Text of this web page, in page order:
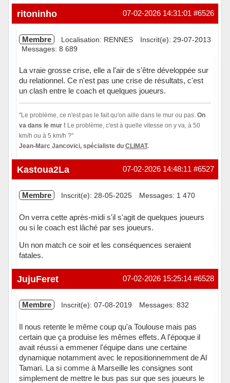
#6526
07-02-2026 14:31:01
ritoninho
Membre Localisation: RENNES
Inscrit(e): 29-07-2013
Messages: 8 689
La vraie grosse crise, elle a l'air de s'être développée sur
du relationnel. Ce n'est pas une crise de résultats, c'est
un clash entre le coach et quelques joueurs.
"Le problème, ce n'est pas le fait qu'on aille dans le mur ou pas. On
va dans le mur ! Le problème, c'est à quelle vitesse on y va, à 50
km/h ou à 5 km/h ?"
Jean-Marc Jancovici, spécialiste du CLIMAT.
Hors ligne #6527
07-02-2026 14:48:11
Kastoua2La
Membre Inscrit(e): 28-05-2025 Messages: 1 470
On verra cette après-midi s'il s'agit de quelques joueurs
ou si le coach est lâché par ses joueurs.
Un non match ce soir et les conséquences seraient
fatales.
Hors ligne #6528
07-02-2026 15:25:14
JujuFeret
Membre Inscrit(e): 07-08-2019 Messages: 832
Il nous retente le même coup qu'a Toulouse mais pas
certain que ça produise les mêmes effets. A l'époque il
avait réussi a emmener l'équipe dans une certaine
dynamique notamment avec le repositionnemment de Al
Tamari. La si comme à Marseille les consignes sont
simplement de mettre le bus pas sur que ses joueurs le